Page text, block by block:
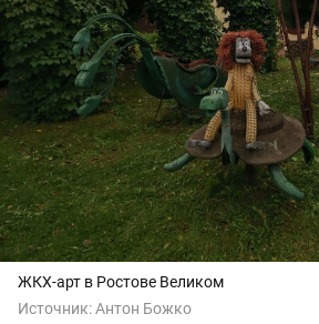
ЖКХ-арт в Ростове Великом
Источник:Антон Божко